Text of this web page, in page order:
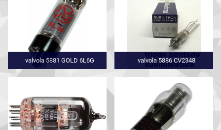
valvola 5881 GOLD 6L6G valvola 5886 CV2348